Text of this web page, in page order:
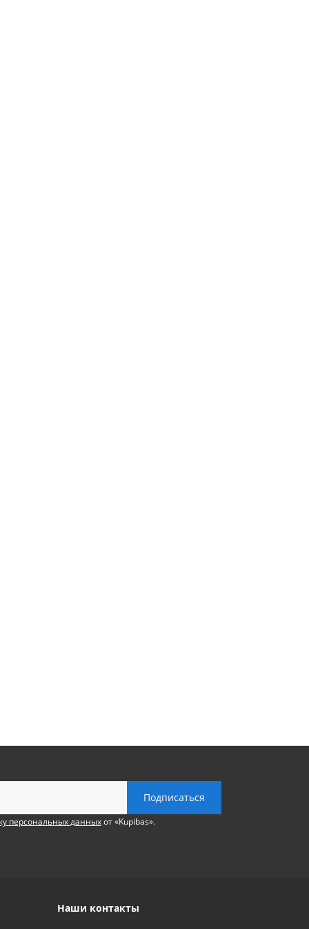
персональных данныхот «Kupibas».
Наши контакты